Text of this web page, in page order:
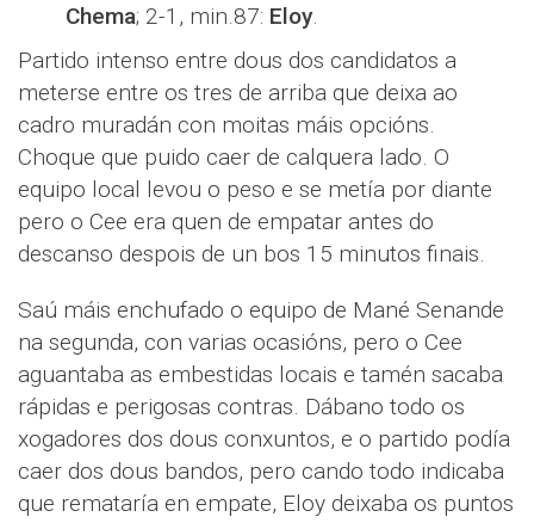
Chema; 2-1, min.87: Eloy.
Partido intenso entre dous dos candidatos a
meterse entre os tres de arriba que deixa ao
cadro muradán con moitas máis opcións.
Choque que puido caer de calquera lado. O
equipo local levou o peso e se metía por diante
pero o Cee era quen de empatar antes do
descanso despois de un bos 15 minutos finais.
Saú máis enchufado o equipo de Mané Senande
na segunda, con varias ocasións, pero o Cee
aguantaba as embestidas locais e tamén sacaba
rápidas e perigosas contras. Dábano todo os
xogadores dos dous conxuntos, e o partido podía
caer dos dous bandos, pero cando todo indicaba
que remataría en empate, Eloy deixaba os puntos